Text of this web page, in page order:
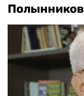
Полынников